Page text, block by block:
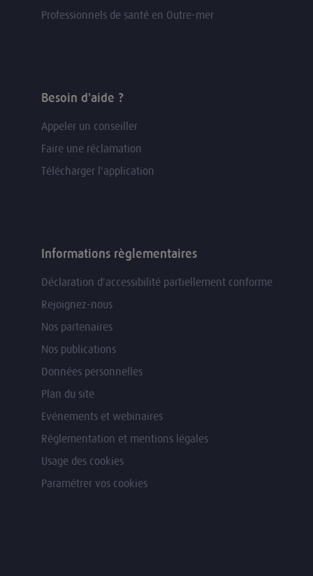
Professionnels de santé en Outre-mer
Besoin d'aide ?
Appeler un conseiller
Faire une réclamation
Télécharger l'application
Informations règlementaires
Déclaration d'accessibilité partiellement conforme
Rejoignez-nous
Nos partenaires
Nos publications
Données personnelles
Plan du site
Evénements et webinaires
Réglementation et mentions légales
Usage des cookies
Paramétrer vos cookies